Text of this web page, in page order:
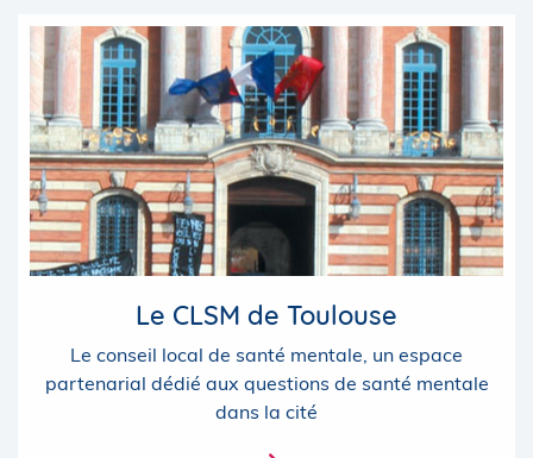
Le CLSM de Toulouse
Le conseil local de santé mentale, un espace
partenarial dédié aux questions de santé mentale
dans la cité